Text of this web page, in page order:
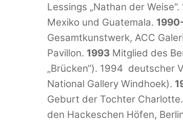
Lessings „Nathan der Weise“.
Mexiko und Guatemala.
Gesamtkunstwerk, ACC
Pavillon. 1993 Mitglied des
„Brücken“). 1994 deutscher
National Gallery Windhoek).
Geburt der Tochter Charlotte.
den Hackeschen Höfen,